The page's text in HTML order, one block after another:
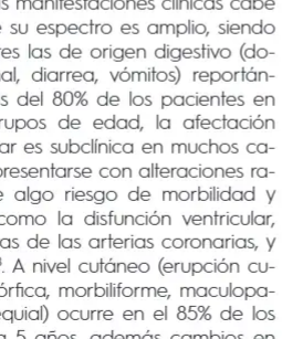
manifestaciones clínicas cabe
espectro es amplio, siendo
las de origen digestivo (do-
diarrea, vómitos) reportán-
del 80% de los pacientes en
de edad, la afectación
es subclínica en muchos ca-
con alteraciones ra-
riesgo de morbilidad y
la disfunción ventricular,
de las arterias coronarias, y
. A nivel cutáneo (erupción cu-
morbiliforme, maculopa-
ocurre en el 85% de los